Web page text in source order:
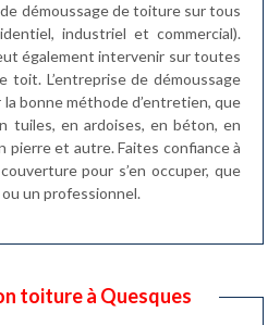
démoussage de toiture sur tous
industriel et commercial).
également intervenir sur toutes
L’entreprise de démoussage
bonne méthode d’entretien, que
tuiles, en ardoises, en béton, en
pierre et autre. Faites confiance à
pour s’en occuper, que
un professionnel.
toiture à Quesques